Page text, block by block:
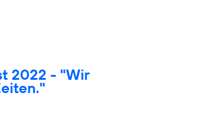
2022 - "Wir